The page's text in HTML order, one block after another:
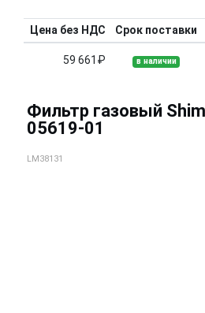
Цена без НДС Срок поставки
59 661₽ в наличии
Фильтр газовый
05619-01
LM38131